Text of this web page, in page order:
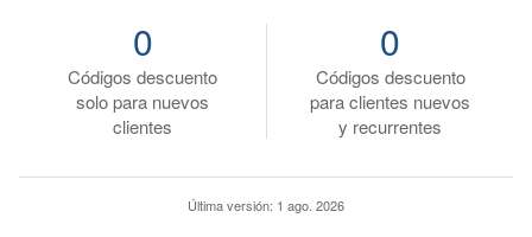
Códigos descuento
solo para nuevos
clientes
0
Códigos descuento
para clientes nuevos
y recurrentes
0
Última versión: 1 ago. 2026